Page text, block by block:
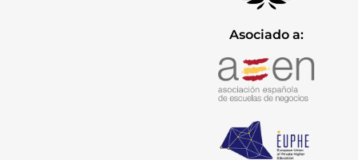
Asociado a: